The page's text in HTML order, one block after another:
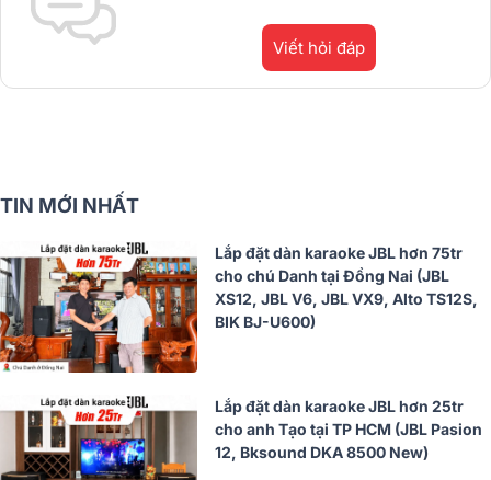
Viết hỏi đáp
TIN MỚI NHẤT
Lắp đặt dàn karaoke JBL hơn 75tr
cho chú Danh tại Đồng Nai (JBL
XS12, JBL V6, JBL VX9, Alto TS12S,
BIK BJ-U600)
Lắp đặt dàn karaoke JBL hơn 25tr
cho anh Tạo tại TP HCM (JBL Pasion
12, Bksound DKA 8500 New)